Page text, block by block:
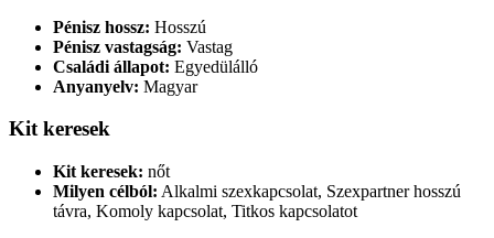
Pénisz hossz: Hosszú
Pénisz vastagság: Vastag
Családi állapot: Egyedülálló
Anyanyelv: Magyar
Kit keresek
Kit keresek: nőt
Milyen célból: Alkalmi szexkapcsolat, Szexpartner hosszú
távra, Komoly kapcsolat, Titkos kapcsolatot